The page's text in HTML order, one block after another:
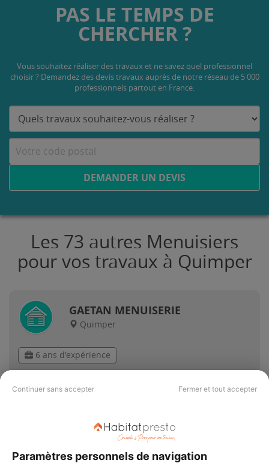
Continuer sans accepter Fermer et tout accepter
Paramètres personnels de navigation
PAS LE TEMPS DE
CHERCHER ?
Vous souhaitez réaliser des travaux et ne savez quel professionnel
choisir ? Demandez des devis travaux auprès de notre réseau de 5 000
professionnels partout en France.
DEMANDER UN DEVIS
Les 73 autres Menuisiers
pour vos travaux à Quimper
GAETAN MENUISERIE
Quimper
6 ans d'expérience
Kerne chauffage
Quimper